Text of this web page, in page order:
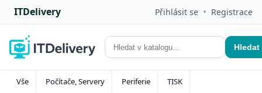
ITDelivery Přihlásit se • Registrace
Hledat
Vše Počítače, Servery Periferie TISK